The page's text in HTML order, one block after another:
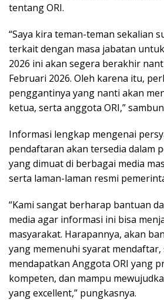
tentang ORI.
“Saya kira teman-teman sekalian
terkait dengan masa jabatan
2026 ini akan segera berakhir
Februari 2026. Oleh karena itu,
penggantinya yang nanti akan
ketua, serta anggota ORI,”
Informasi lengkap mengenai
pendaftaran akan tersedia dalam
yang dimuat di berbagai media
serta laman-laman resmi
“Kami sangat berharap bantuan
media agar informasi ini bisa
masyarakat. Harapannya, akan
yang memenuhi syarat
mendapatkan Anggota ORI yang
kompeten, dan mampu
yang excellent,” pungkasnya.